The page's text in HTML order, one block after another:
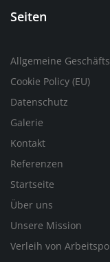
Seiten
Allgemeine
Cookie Policy (EU)
Datenschutz
Galerie
Kontakt
Referenzen
Startseite
Über uns
Unsere Mission
Verleih von